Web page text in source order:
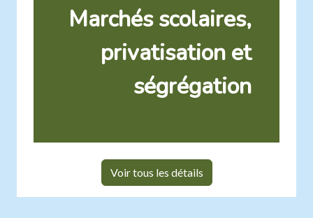
Marchés scolaires,
privatisation et
ségrégation
Voir tous les détails